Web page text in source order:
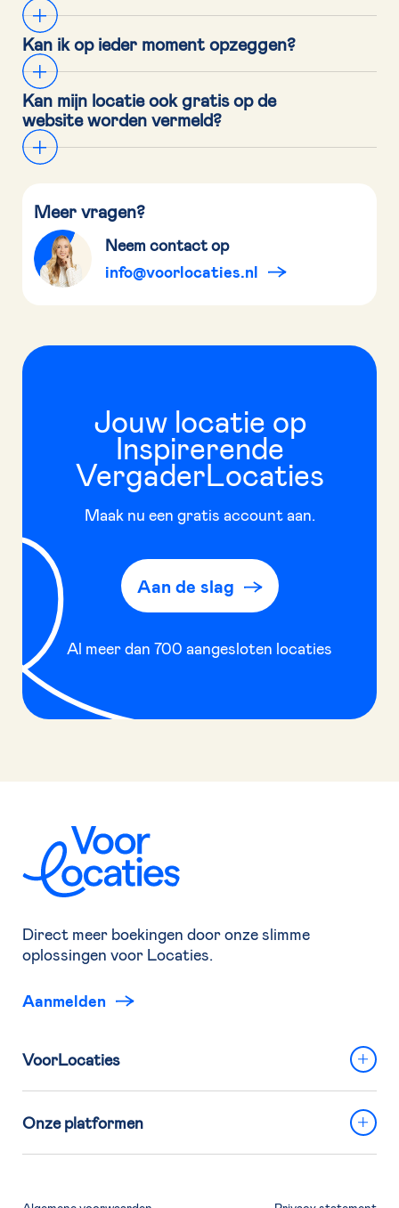
Kan ik op ieder moment opzeggen?
Kan mijn locatie ook gratis op de
website worden vermeld?
Meer vragen?
Neem contact op
info@voorlocaties.nl
Jouw locatie op
Inspirerende
VergaderLocaties
Maak nu een gratis account aan.
Aan de slag
Al meer dan 700 aangesloten locaties
Direct meer boekingen door onze slimme
oplossingen voor Locaties.
Aanmelden
VoorLocaties
Onze platformen